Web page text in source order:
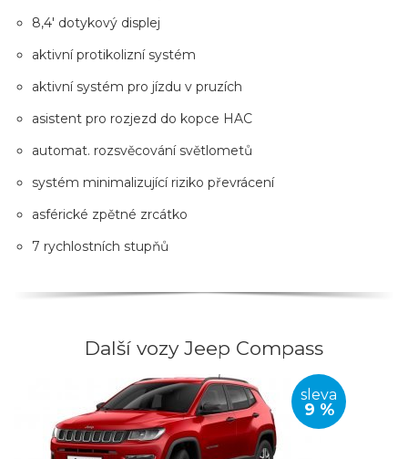
8,4' dotykový displej
aktivní protikolizní systém
aktivní systém pro jízdu v pruzích
asistent pro rozjezd do kopce HAC
automat. rozsvěcování světlometů
systém minimalizující riziko převrácení
asférické zpětné zrcátko
7 rychlostních stupňů
Další vozy Jeep Compass
sleva
9 %